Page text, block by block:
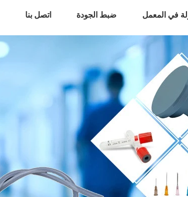
في المعمل ضبط الجودة اتصل بنا